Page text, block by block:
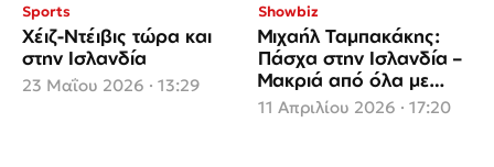
Sports
Χέιζ-Ντέιβις τώρα και
στην Ισλανδία
23 Μαΐου 2026 · 13:29
Showbiz
Μιχαήλ Ταμπακάκης:
Πάσχα στην Ισλανδία –
Μακριά από όλα με
φόντο άγρια τοπία
11 Απριλίου 2026 · 17:20